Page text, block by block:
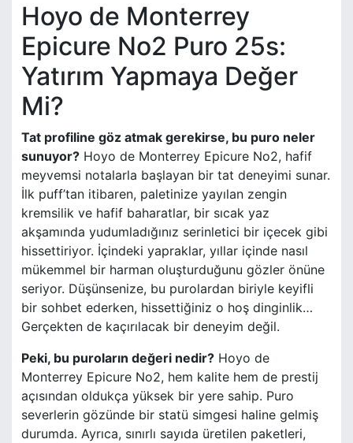
Hoyo de Monterrey
Epicure No2 Puro 25s:
Yatırım Yapmaya Değer
Mi?
Tat profiline göz atmak gerekirse, bu puro neler
sunuyor? Hoyo de Monterrey Epicure No2, hafif
meyvemsi notalarla başlayan bir tat deneyimi sunar.
İlk puff’tan itibaren, paletinize yayılan zengin
kremsilik ve hafif baharatlar, bir sıcak yaz
akşamında yudumladığınız serinletici bir içecek gibi
hissettiriyor. İçindeki yapraklar, yıllar içinde nasıl
mükemmel bir harman oluşturduğunu gözler önüne
seriyor. Düşünsenize, bu purolardan biriyle keyifli
bir sohbet ederken, hissettiğiniz o hoş dinginlik…
Gerçekten de kaçırılacak bir deneyim değil.
Peki, bu puroların değeri nedir? Hoyo de
Monterrey Epicure No2, hem kalite hem de prestij
açısından oldukça yüksek bir yere sahip. Puro
severlerin gözünde bir statü simgesi haline gelmiş
durumda. Ayrıca, sınırlı sayıda üretilen paketleri,